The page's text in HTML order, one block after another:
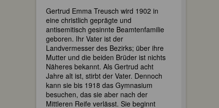
Gertrud Emma Treusch wird 1902 in
eine christlich geprägte und
antisemitisch gesinnte Beamtenfamilie
geboren. Ihr Vater ist der
Landvermesser des Bezirks; über ihre
Mutter und die beiden Brüder ist nichts
Näheres bekannt. Als Gertrud acht
Jahre alt ist, stirbt der Vater. Dennoch
kann sie bis 1918 das Gymnasium
besuchen, das sie aber nach der
Mittleren Reife verlässt. Sie beginnt